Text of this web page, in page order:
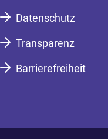
Datenschutz
Transparenz
Barrierefreiheit